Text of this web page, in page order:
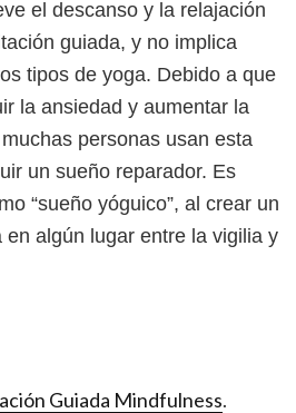
el descanso y la relajación
guiada, y no implica
tipos de yoga. Debido a que
la ansiedad y aumentar la
personas usan esta
un sueño reparador. Es
“sueño yóguico”, al crear un
algún lugar entre la vigilia y
Guiada Mindfulness.